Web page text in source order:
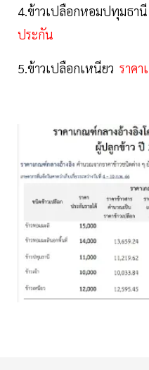
4.ข้าวเปลือกหอมปทุมธานี
ประกัน
5.ข้าวเปลือกเหนียว ราคา